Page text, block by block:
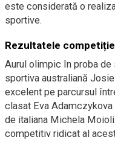
este considerată o
sportive.
Rezultatele
Aurul olimpic în proba
sportiva australiană
excelent pe parcursul
clasat Eva
de italiana Michela
competitiv ridicat al